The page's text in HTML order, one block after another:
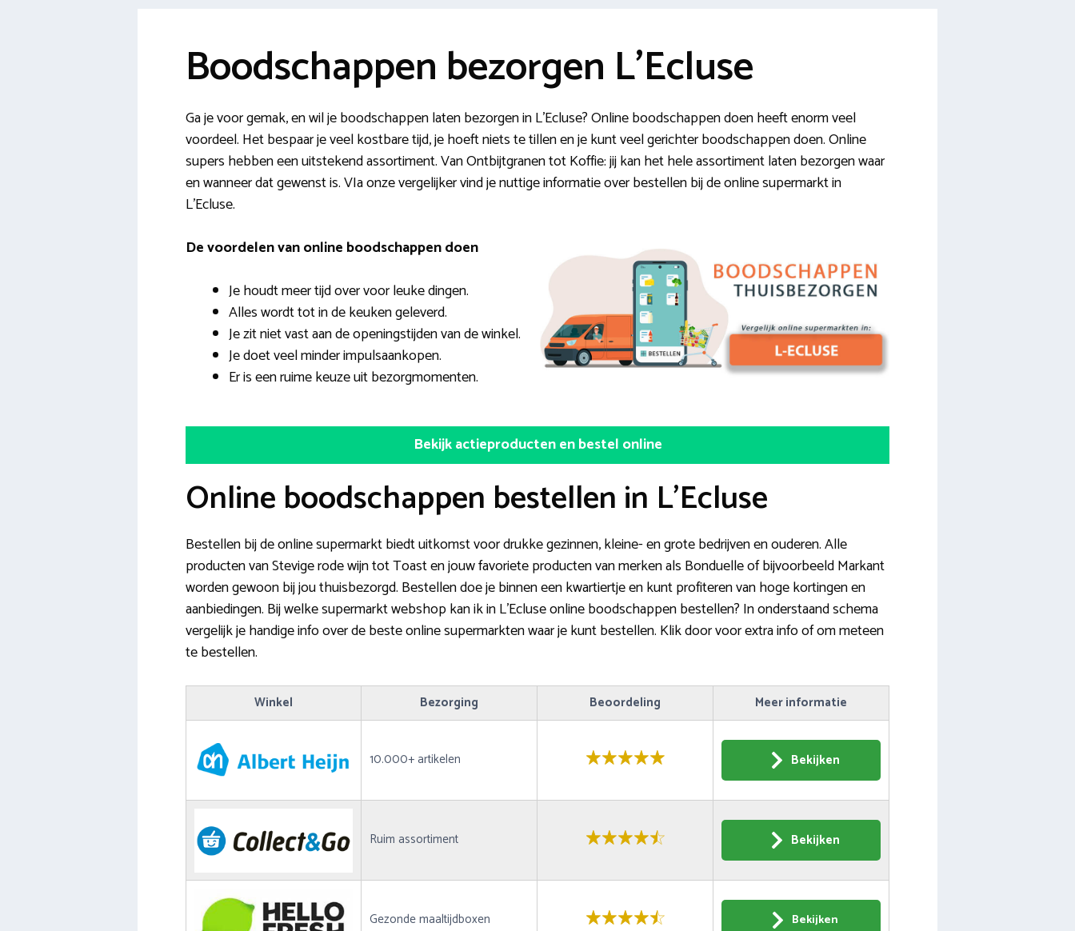
Boodschappen bezorgen L’Ecluse
Ga je voor gemak, en wil je boodschappen laten bezorgen in L’Ecluse? Online boodschappen doen heeft enorm veel
voordeel. Het bespaar je veel kostbare tijd, je hoeft niets te tillen en je kunt veel gerichter boodschappen doen. Online
supers hebben een uitstekend assortiment. Van Ontbijtgranen tot Koffie: jij kan het hele assortiment laten bezorgen waar
en wanneer dat gewenst is. VIa onze vergelijker vind je nuttige informatie over bestellen bij de online supermarkt in
L’Ecluse.
De voordelen van online boodschappen doen
Je houdt meer tijd over voor leuke dingen.
Alles wordt tot in de keuken geleverd.
Je zit niet vast aan de openingstijden van de winkel.
Je doet veel minder impulsaankopen.
Er is een ruime keuze uit bezorgmomenten.
Bekijk actieproducten en bestel online
Online boodschappen bestellen in L’Ecluse
Bestellen bij de online supermarkt biedt uitkomst voor drukke gezinnen, kleine- en grote bedrijven en ouderen. Alle
producten van Stevige rode wijn tot Toast en jouw favoriete producten van merken als Bonduelle of bijvoorbeeld Markant
worden gewoon bij jou thuisbezorgd. Bestellen doe je binnen een kwartiertje en kunt profiteren van hoge kortingen en
aanbiedingen. Bij welke supermarkt webshop kan ik in L’Ecluse online boodschappen bestellen? In onderstaand schema
vergelijk je handige info over de beste online supermarkten waar je kunt bestellen. Klik door voor extra info of om meteen
te bestellen.
Winkel Bezorging Beoordeling Meer informatie
10.000+ artikelen Bekijken
Ruim assortiment Bekijken
Gezonde maaltijdboxen Bekijken